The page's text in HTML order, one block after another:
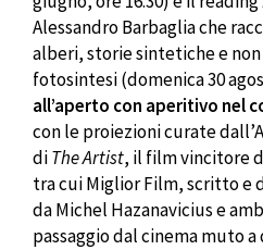
Alessandro Barbaglia che
alberi, storie sintetiche e
fotosintesi (domenica 30
all’aperto con aperitivo nel
con le proiezioni curate
diThe Artist, il film vincitore
tra cui Miglior Film, scritto e
da Michel Hazanavicius e
passaggio dal cinema muto